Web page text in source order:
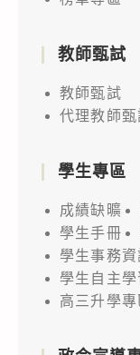
教師甄試
教師甄試
代理教師甄
學生專區
成績缺曠
學生手冊
學生事務資
學生自主學
高三升學專